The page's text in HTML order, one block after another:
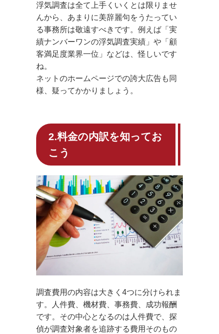
浮気調査は全て上手くいくとは限りませ
んから、あまりに美辞麗句をうたってい
る事務所は敬遠すべきです。例えば「実
績ナンバーワンの浮気調査実績」や「顧
客満足度業界一位」などは、怪しいです
ね。
ネットのホームページでの誇大広告も同
様、疑ってかかりましょう。
2.料金の内訳を知ってお
こう
調査費用の内容は大きく4つに分けられま
す。人件費、機材費、事務費、成功報酬
です。その中心となるのは人件費で、探
偵が調査対象者を追跡する費用そのもの